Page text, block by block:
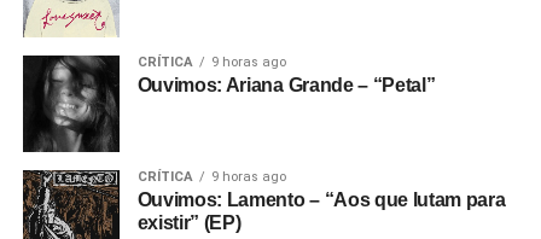
newsletter
mail.
CRÍTICA 9 horas ago
Ouvimos: Ariana Grande – “Petal”
CRÍTICA 9 horas ago
Ouvimos: Lamento – “Aos que lutam para
existir” (EP)